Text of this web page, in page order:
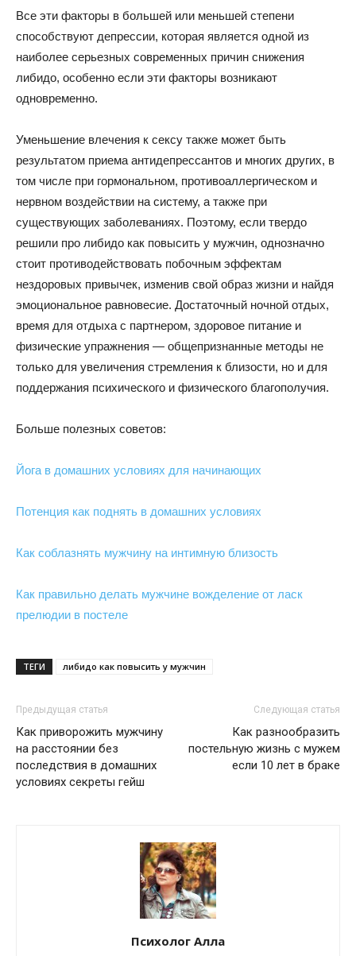
Все эти факторы в большей или меньшей степени
способствуют депрессии, которая является одной из
наиболее серьезных современных причин снижения
либидо, особенно если эти факторы возникают
одновременно.
Уменьшение влечения к сексу также может быть
результатом приема антидепрессантов и многих других, в
том числе при гормональном, противоаллергическом и
нервном воздействии на систему, а также при
существующих заболеваниях. Поэтому, если твердо
решили про либидо как повысить у мужчин, однозначно
стоит противодействовать побочным эффектам
нездоровых привычек, изменив свой образ жизни и найдя
эмоциональное равновесие. Достаточный ночной отдых,
время для отдыха с партнером, здоровое питание и
физические упражнения — общепризнанные методы не
только для увеличения стремления к близости, но и для
поддержания психического и физического благополучия.
Больше полезных советов:
Йога в домашних условиях для начинающих
Потенция как поднять в домашних условиях
Как соблазнять мужчину на интимную близость
Как правильно делать мужчине вожделение от ласк
прелюдии в постеле
ТЕГИ либидо как повысить у мужчин
Предыдущая статья
Как приворожить мужчину
на расстоянии без
последствия в домашних
условиях секреты гейш
Следующая статья
Как разнообразить
постельную жизнь с мужем
если 10 лет в браке
Психолог Алла